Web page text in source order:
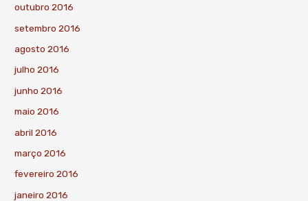
outubro 2016
setembro 2016
agosto 2016
julho 2016
junho 2016
maio 2016
abril 2016
março 2016
fevereiro 2016
janeiro 2016